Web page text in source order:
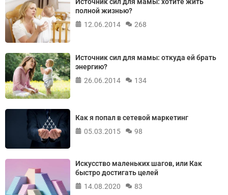
Источник сил для мамы: хотите жить
полной жизнью?
12.06.2014
268
Источник сил для мамы: откуда ей брать
энергию?
26.06.2014
134
Как я попал в сетевой маркетинг
05.03.2015
98
Искусство маленьких шагов, или Как
быстро достигать целей
14.08.2020
83